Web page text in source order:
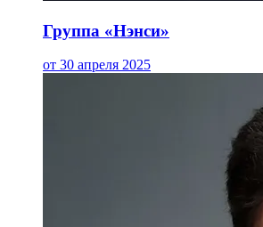
Группа «Нэнси»
от 30 апреля 2025